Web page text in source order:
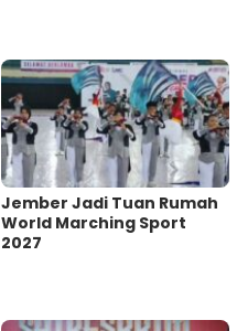
Jember Jadi Tuan Rumah
World Marching Sport
2027